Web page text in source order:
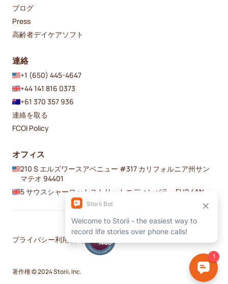
ブログ
Press
高齢者デイケアソフト
連絡
+1 (650) 445-4647
+44 141 816 0373
+61 370 357 936
連絡を取る
FCOI Policy
オフィス
210 S エルズワースアベニュー #317 カリフォルニア州サン
マテオ 94401
5 サウスシャーロットストリートエディンバラ、EH2 4AN
著作権 © 2024 Storii, Inc.
プライバシー利用規約